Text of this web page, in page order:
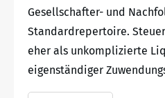
Gesellschafter- und
Standardrepertoire.
eher als unkomplizierte
eigenständiger